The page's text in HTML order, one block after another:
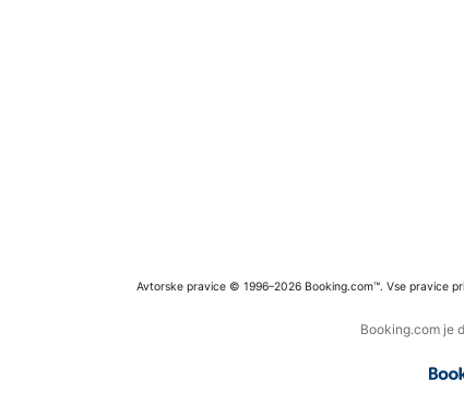
Avtorske pravice © 1996–2026 Booking.com™. Vse pravice
Booking.com je